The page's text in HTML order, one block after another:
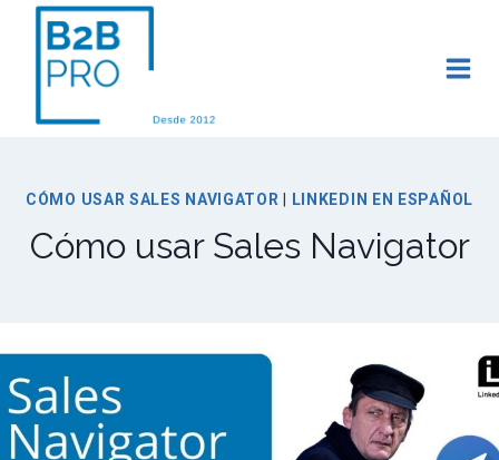
Saltar
contenido
CÓMO USAR SALES NAVIGATOR LINKEDIN EN ESPAÑOL
Cómo usar Sales Navigator